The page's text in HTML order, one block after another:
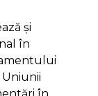
și
în